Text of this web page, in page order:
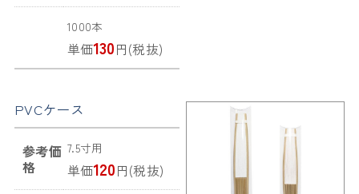
1000本
単価130円(税抜)
PVCケース
参考価
格
7.5寸用
単価120円(税抜)